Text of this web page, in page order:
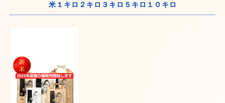
米１キロ２キロ３キロ５キロ１０キロ